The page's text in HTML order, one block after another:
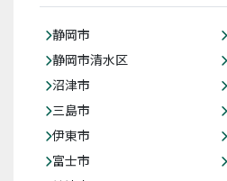
静岡市
静岡市清水区
沼津市
三島市
伊東市
富士市